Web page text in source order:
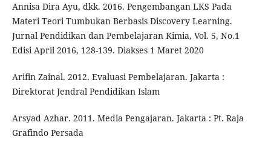
Annisa Dira Ayu, dkk. 2016. Pengembangan LKS Pada
Materi Teori Tumbukan Berbasis Discovery Learning.
Jurnal Pendidikan dan Pembelajaran Kimia, Vol. 5, No.1
Edisi April 2016, 128-139. Diakses 1 Maret 2020
Arifin Zainal. 2012. Evaluasi Pembelajaran. Jakarta :
Direktorat Jendral Pendidikan Islam
Arsyad Azhar. 2011. Media Pengajaran. Jakarta : Pt. Raja
Grafindo Persada